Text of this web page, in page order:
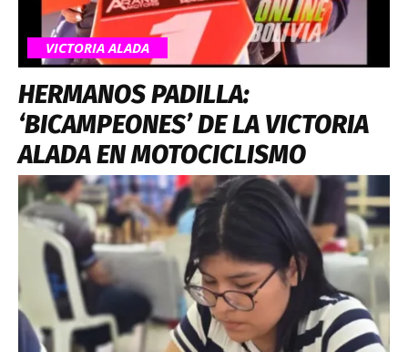
VICTORIA ALADA
HERMANOS PADILLA:
‘BICAMPEONES’ DE LA VICTORIA
ALADA EN MOTOCICLISMO